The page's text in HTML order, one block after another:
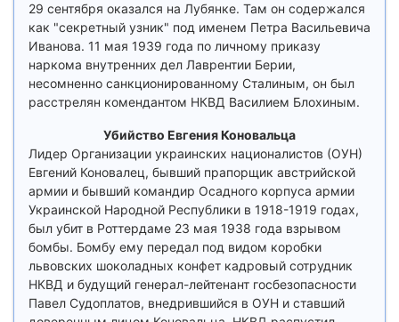
29 сентября оказался на Лубянке. Там он содержался
как "секретный узник" под именем Петра Васильевича
Иванова. 11 мая 1939 года по личному приказу
наркома внутренних дел Лаврентии Берии,
несомненно санкционированному Сталиным, он был
расстрелян комендантом НКВД Василием Блохиным.
Убийство Евгения Коновальца
Лидер Организации украинских националистов (ОУН)
Евгений Коновалец, бывший прапорщик австрийской
армии и бывший командир Осадного корпуса армии
Украинской Народной Республики в 1918-1919 годах,
был убит в Роттердаме 23 мая 1938 года взрывом
бомбы. Бомбу ему передал под видом коробки
львовских шоколадных конфет кадровый сотрудник
НКВД и будущий генерал-лейтенант госбезопасности
Павел Судоплатов, внедрившийся в ОУН и ставший